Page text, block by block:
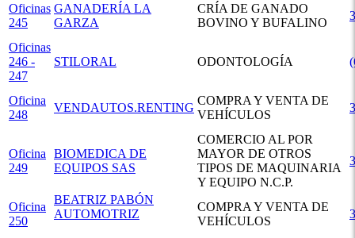
Oficinas
245
GANADERÍA LA
GARZA
CRÍA DE GANADO
BOVINO Y BUFALINO
Oficinas
246 -
247
STILORAL ODONTOLOGÍA
Oficina
248
VENDAUTOS.RENTING
COMPRA Y VENTA DE
VEHÍCULOS
Oficina
249
BIOMEDICA DE
EQUIPOS SAS
COMERCIO AL POR
MAYOR DE OTROS
TIPOS DE MAQUINARIA
Y EQUIPO N.C.P.
Oficina
250
BEATRIZ PABÓN
AUTOMOTRIZ
COMPRA Y VENTA DE
VEHÍCULOS